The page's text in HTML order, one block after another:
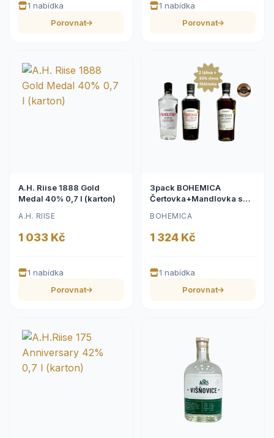
1 nabídka
Porovnat
1 nabídka
Porovnat
A.H. Riise 1888 Gold
Medal 40% 0,7 l (karton)
A.H. RIISE
1 033 Kč
1 nabídka
Porovnat
3pack BOHEMICA
Čertovka+Mandlovka s
BOHEMICA
1 324 Kč
1 nabídka
Porovnat